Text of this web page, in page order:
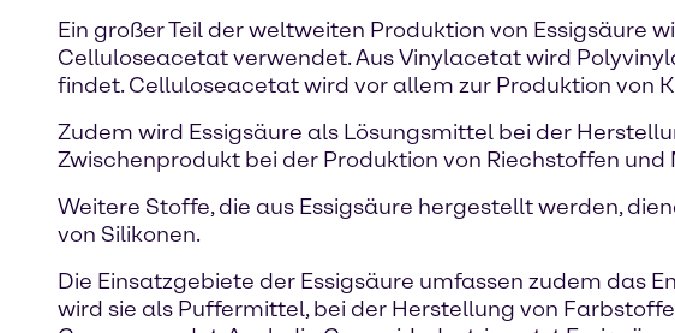
Ein großer Teil der weltweiten Produktion von Essigsäure
Celluloseacetat verwendet. Aus Vinylacetat wird
findet. Celluloseacetat wird vor allem zur Produktion von
Zudem wird Essigsäure als Lösungsmittel bei der
Zwischenprodukt bei der Produktion von Riechstoffen und
Weitere Stoffe, die aus Essigsäure hergestellt werden,
von Silikonen.
Die Einsatzgebiete der Essigsäure umfassen zudem das
wird sie als Puffermittel, bei der Herstellung von